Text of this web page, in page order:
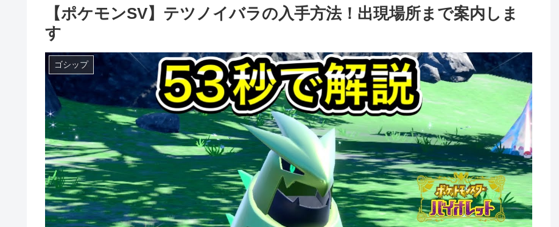
【ポケモンSV】テツノイバラの入手方法！出現場所まで案内しま
す
ゴシップ